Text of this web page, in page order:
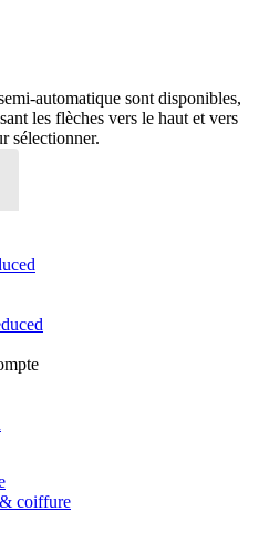
automatique sont disponibles,
les flèches vers le haut et vers
sélectionner.
coiffure